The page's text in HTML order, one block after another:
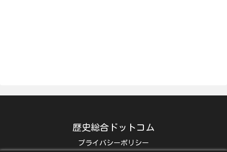
歴史総合ドットコム
プライバシーポリシー